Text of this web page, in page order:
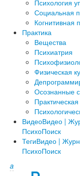
Психология
Социальная
Когнитивная
Практика
Вещества
Психиатрия
Физическая
Осознанные
ВидеоВидео |
ПсихоПоиск
ТегиВидео |
ПсихоПоиск
a